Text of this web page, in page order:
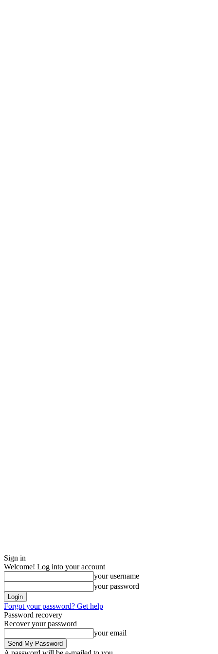
Sign in
Welcome! Log into your account
your username
your password
Forgot your password? Get help
Password recovery
Recover your password
your email